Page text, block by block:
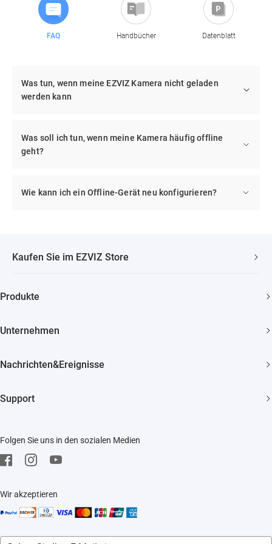
FAQ Handbücher Datenblatt
Was tun, wenn meine EZVIZ Kamera nicht geladen
werden kann
Was soll ich tun, wenn meine Kamera häufig offline
geht?
Wie kann ich ein Offline-Gerät neu konfigurieren?
Kaufen Sie im EZVIZ Store
30 Tage Geld-zurück-Garantie
Produkte
Unternehmen
Bezugsquellen
Trust Center
EZVIZ CSR
Nachrichten&Ereignisse
Support
Herunterladen
Kundendienst
Folgen Sie uns in den sozialen Medien
Wir akzeptieren